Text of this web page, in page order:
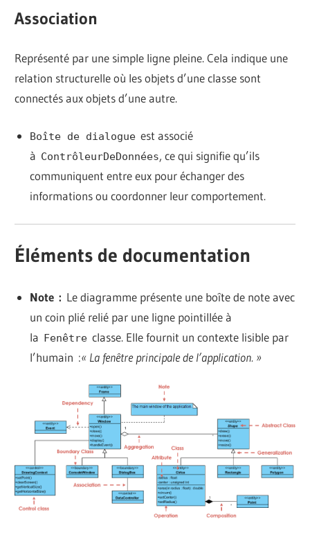
Association
Représenté par une simple ligne pleine. Cela indique une
relation structurelle où les objets d’une classe sont
connectés aux objets d’une autre.
Boîte de dialogueest associé
à ContrôleurDeDonnées, ce qui signifie qu’ils
communiquent entre eux pour échanger des
informations ou coordonner leur comportement.
Éléments de documentation
Note : Le diagramme présente une boîte de note avec
un coin plié relié par une ligne pointillée à
la Fenêtreclasse. Elle fournit un contexte lisible par
l’humain :« La fenêtre principale de l’application. »